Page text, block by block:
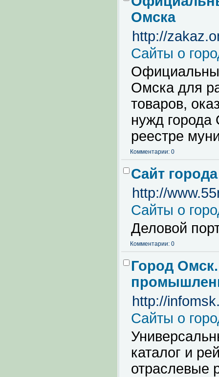
Омска
http://
Сайты о
Омска для
товаров,
нужд
реестре
Комментарии: 0
Сайт
http://
Сайты о
Деловой
Комментарии: 0
Город
http://
Сайты о
каталог и
отраслевые